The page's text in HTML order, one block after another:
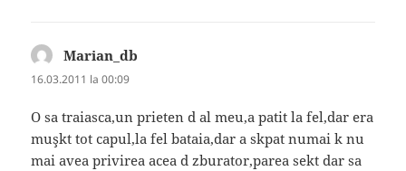
Marian_db
16.03.2011 la 00:09
O sa traiasca,un prieten d al meu,a patit la fel,dar era
muşkt tot capul,la fel bataia,dar a skpat numai k nu
mai avea privirea acea d zburator,parea sekt dar sa